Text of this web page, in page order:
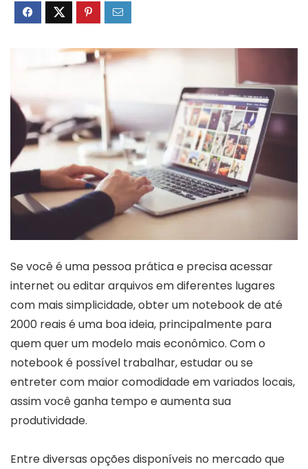
Se você é uma pessoa prática e precisa acessar
internet ou editar arquivos em diferentes lugares
com mais simplicidade, obter um notebook de até
2000 reais é uma boa ideia, principalmente para
quem quer um modelo mais econômico. Com o
notebook é possível trabalhar, estudar ou se
entreter com maior comodidade em variados locais,
assim você ganha tempo e aumenta sua
produtividade.
Entre diversas opções disponíveis no mercado que